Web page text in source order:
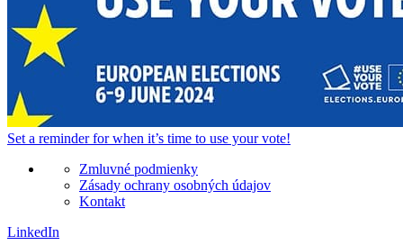
Set a reminderfor when it’s time to use your vote!
Zmluvné podmienky
Zásady ochrany osobných údajov
Kontakt
LinkedIn